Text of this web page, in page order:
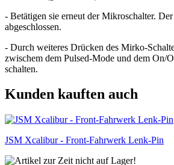
- Betätigen sie erneut der Mikroschalter.
abgeschlossen.
- Durch weiteres Drücken des Mirko-
zwischem dem Pulsed-Mode und dem On/
schalten.
Kunden kauften auch
JSM Xcalibur - Front-Fahrwerk Lenk-Pin